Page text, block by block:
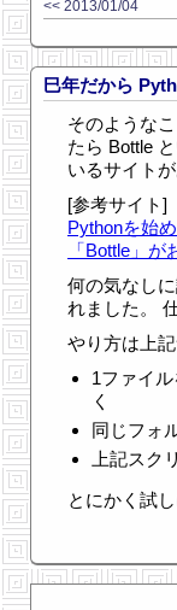
<< 2013/01/04
巳年だから
そのような
たら Bottle
いるサイトが
[参考サイト]
Pythonを始
「Bottle」
何の気なし
れました。
やり方は上
1ファイ
く
同じフォ
上記スク
とにかく試